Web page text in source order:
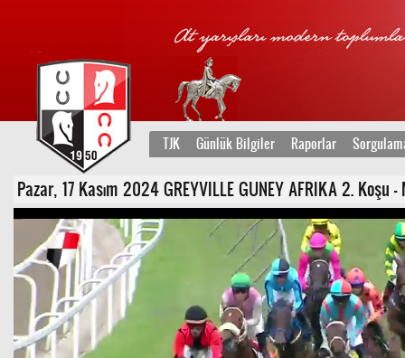
TJK Günlük Bilgiler Raporlar
Pazar, 17 Kasım 2024 GREYVILLE GUNEY AFRIKA 2.